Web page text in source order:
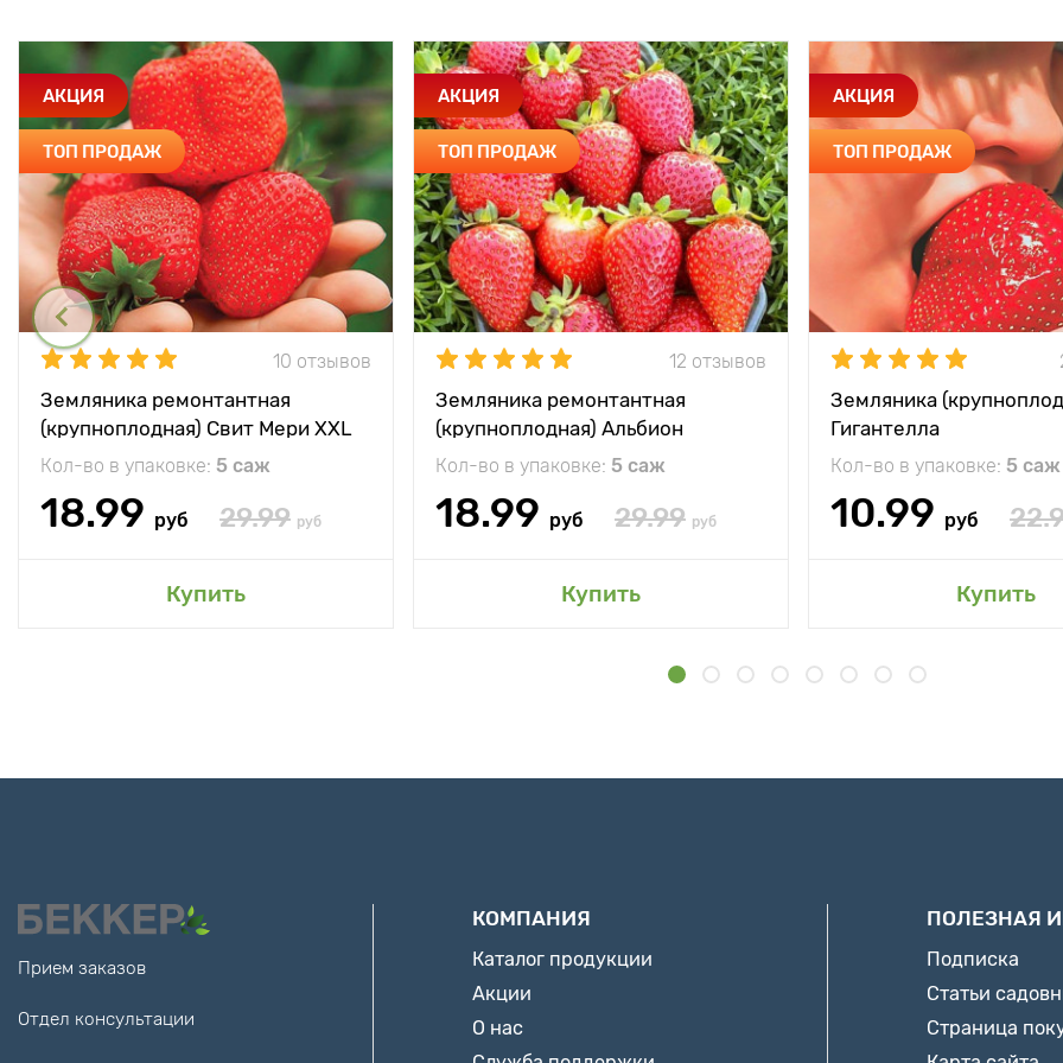
АКЦИЯ
ТОП ПРОДАЖ
10 отзывов
Земляника ремонтантная
(крупноплодная) Свит Мери XXL
Кол-во в упаковке: 5 саж
18.99 руб 29.99 руб
Купить
АКЦИЯ
ТОП ПРОДАЖ
12 отзывов
Земляника ремонтантная
(крупноплодная) Альбион
Кол-во в упаковке: 5 саж
18.99 руб 29.99 руб
Купить
АКЦИЯ
ТОП ПРОДАЖ
Земляника
Гигантелла
Кол-во в упаковке: 5 саж
10.99 руб
Купить
Прием заказов
Отдел консультации
КОМПАНИЯ
Каталог продукции
Акции
О нас
ПОЛЕЗНАЯ
Подписка
Статьи
Страница